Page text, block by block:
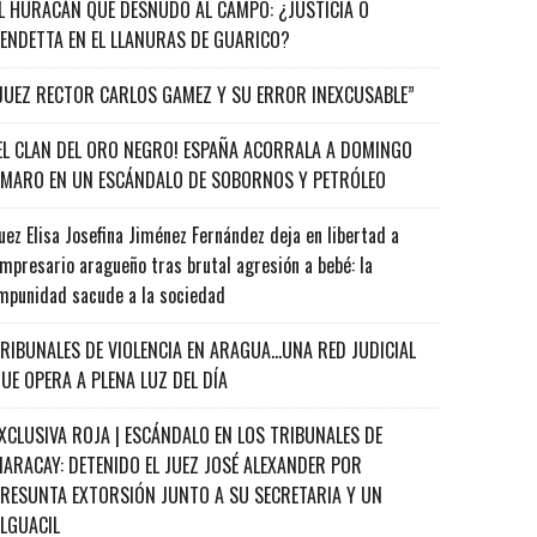
HURACÁN QUE DESNUDÓ AL CAMPO: ¿JUSTICIA O
EN EL LLANURAS DE GUARICO?
RECTOR CARLOS GAMEZ Y SU ERROR INEXCUSABLE”
CLAN DEL ORO NEGRO! ESPAÑA ACORRALA A DOMINGO
EN UN ESCÁNDALO DE SOBORNOS Y PETRÓLEO
Elisa Josefina Jiménez Fernández deja en libertad a
aragueño tras brutal agresión a bebé: la
sacude a la sociedad
DE VIOLENCIA EN ARAGUA…UNA RED JUDICIAL
OPERA A PLENA LUZ DEL DÍA
ROJA | ESCÁNDALO EN LOS TRIBUNALES DE
DETENIDO EL JUEZ JOSÉ ALEXANDER POR
EXTORSIÓN JUNTO A SU SECRETARIA Y UN